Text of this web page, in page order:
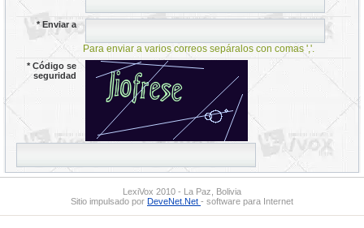
*Enviar a
Para enviar a varios correos sepáralos con comas ','.
*Código se
seguridad
LexiVox 2010 - La Paz, Bolivia
Sitio impulsado por DeveNet.Net - software para Internet